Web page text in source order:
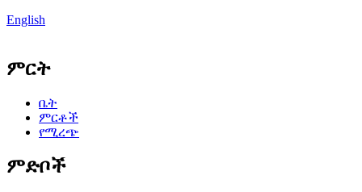
English
ምርት
ቤት
ምርቶች
የሚረጭ
ምድቦች